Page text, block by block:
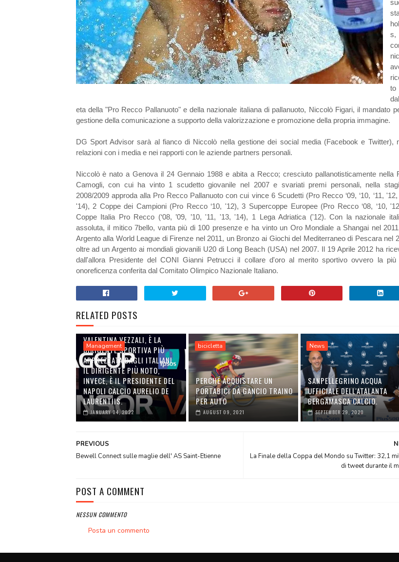
s,
to
eta della "Pro Recco Pallanuoto" e della nazionale italiana di pallanuoto, Niccolò Figari, il mandato
gestione della comunicazione a supporto della valorizzazione e promozione della propria immagine.
DG Sport Advisor sarà al fianco di Niccolò nella gestione dei social media (Facebook e Twitter),
relazioni con i media e nei rapporti con le aziende partners personali.
Niccolò è nato a Genova il 24 Gennaio 1988 e abita a Recco; cresciuto pallanotisticamente nella
Camogli, con cui ha vinto 1 scudetto giovanile nel 2007 e svariati premi personali, nella
2008/2009 approda alla Pro Recco Pallanuoto con cui vince 6 Scudetti (Pro Recco ‘09, ‘10, ‘11, '12,
'14), 2 Coppe dei Campioni (Pro Recco ‘10, '12), 3 Supercoppe Europee (Pro Recco ‘08, ‘10,
Coppe Italia Pro Recco (‘08, ’09, ’10, '11, '13, '14), 1 Lega Adriatica ('12). Con la nazionale
assoluta, il mitico 7bello, vanta più di 100 presenze e ha vinto un Oro Mondiale a Shangai nel
Argento alla World League di Firenze nel 2011, un Bronzo ai Giochi del Mediterraneo di Pescara nel
oltre ad un Argento ai mondiali giovanili U20 di Long Beach (USA) nel 2007. Il 19 Aprile 2012 ha
dall'allora Presidente del CONI Gianni Petrucci il collare d'oro al merito sportivo ovvero la più
onoreficenza conferita dal Comitato Olimpico Nazionale Italiano.
RELATED POSTS
Management
VALENTINA VEZZALI, È LA
DIRIGENTE SPORTIVA PIÙ
APPREZZATA DAGLI ITALIANI.
IL DIRIGENTE PIÙ NOTO,
INVECE, È IL PRESIDENTE DEL
NAPOLI CALCIO AURELIO DE
LAURENTIIS.
JANUARY 04, 2022
bicicletta
PERCHÉ ACQUISTARE UN
PORTABICI DA GANCIO TRAINO
PER AUTO
AUGUST 09, 2021
News
SANPELLEGRINO ACQUA
UFFICIALE DELL'ATALANTA
BERGAMASCA CALCIO.
SEPTEMBER 29, 2020
La Finale della Coppa del Mondo su Twitter: 32,1
di tweet durante il
PREVIOUS
Bewell Connect sulle maglie dell' AS Saint-Etienne
POST A COMMENT
NESSUN COMMENTO
Posta un commento